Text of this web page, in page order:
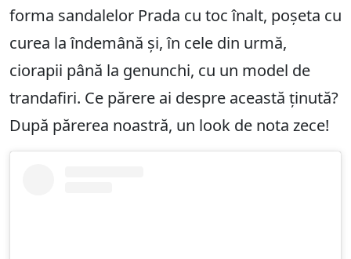
forma sandalelor Prada cu toc înalt, poșeta cu
curea la îndemână și, în cele din urmă,
ciorapii până la genunchi, cu un model de
trandafiri. Ce părere ai despre această ținută?
După părerea noastră, un look de nota zece!